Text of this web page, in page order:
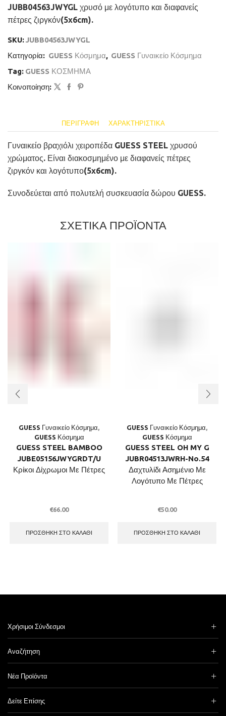
JUBB04563JWYGL χρυσό με λογότυπο και διαφανείς
πέτρες ζιργκόν(5x6cm).
SKU:JUBB04563JWYGL
Κατηγορία: GUESS Κόσμημα, GUESS Γυναικείο Κόσμημα
Tag: GUESS ΚΟΣΜΗΜΑ
Κοινοποίηση:
ΠΕΡΙΓΡΑΦΉ ΧΑΡΑΚΤΗΡΙΣΤΙΚΆ
Γυναικείο βραχιόλι χειροπέδα GUESS STEEL χρυσού
χρώματος. Είναι διακοσμημένο με διαφανείς πέτρες
ζιργκόν και λογότυπο(5x6cm).
Συνοδεύεται από πολυτελή συσκευασία δώρου GUESS.
ΣΧΕΤΙΚΑ ΠΡΟΪΟΝΤΑ
GUESS Γυναικείο Κόσμημα,
GUESS Κόσμημα
GUESS STEEL BAMBOO
JUBE05156JWYGRDT/U
Κρίκοι Δίχρωμοι Με Πέτρες
€66.00
ΠΡΟΣΘΉΚΗ ΣΤΟ ΚΑΛΆΘΙ
GUESS Γυναικείο Κόσμημα,
GUESS Κόσμημα
GUESS STEEL OH MY G
JUBR04513JWRH-No.54
Δαχτυλίδι Ασημένιο Με
Λογότυπο Με Πέτρες
€50.00
ΠΡΟΣΘΉΚΗ ΣΤΟ ΚΑΛΆΘΙ
Χρήσιμοι Σύνδεσμοι
Αναζήτηση
Νέα Προϊόντα
Δείτε Επίσης